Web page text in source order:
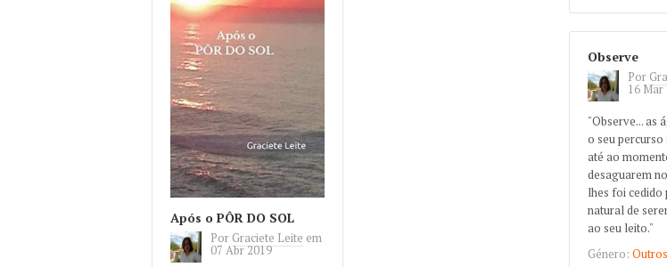
Após o PÔR DO SOL
Por Graciete Leite em
07 Abr 2019
Observe
Por
16 Mar
"Observe... as
o seu
até ao
desaguarem
lhes foi cedido
natural de
ao seu leito."
Género: Outros